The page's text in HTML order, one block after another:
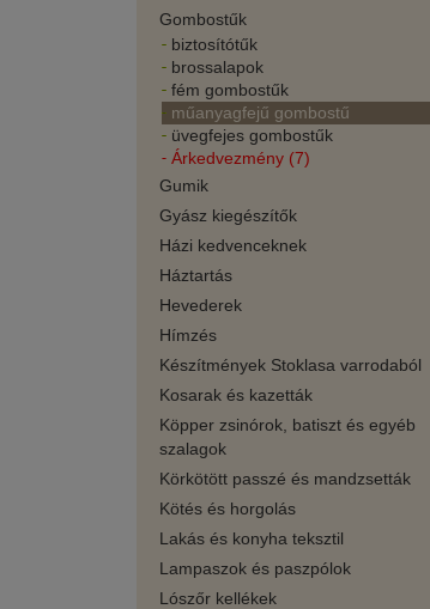
Gombostűk
biztosítótűk
brossalapok
fém gombostűk
műanyagfejű gombostű
üvegfejes gombostűk
Árkedvezmény (7)
Gumik
Gyász kiegészítők
Házi kedvenceknek
Háztartás
Hevederek
Hímzés
Készítmények Stoklasa varrodaból
Kosarak és kazetták
Köpper zsinórok, batiszt és egyéb
szalagok
Körkötött passzé és mandzsetták
Kötés és horgolás
Lakás és konyha teksztil
Lampaszok és paszpólok
Lószőr kellékek